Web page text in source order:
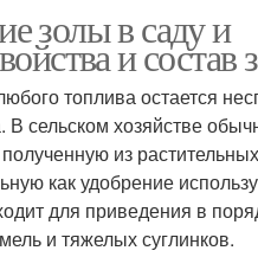
золы в саду и
и состав
топлива остается
В сельском хозяйстве
из
как удобрение
для приведения в
и тяжелых суглинков.